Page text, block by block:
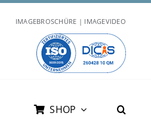
IMAGEBROSCHÜRE | IMAGEVIDEO
SHOP